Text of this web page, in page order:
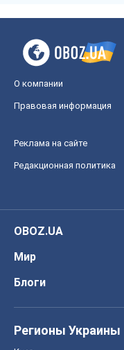
О компании
Правовая информация
Реклама на сайте
Редакционная политика
OBOZ.UA
Мир
Блоги
Регионы Украины